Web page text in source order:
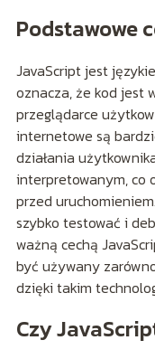
Podstawowe
JavaScript jest
oznacza, że kod jest
przeglądarce
internetowe są
działania
interpretowanym, co
przed
szybko testować i
ważną cechą
być używany
dzięki takim
Czy